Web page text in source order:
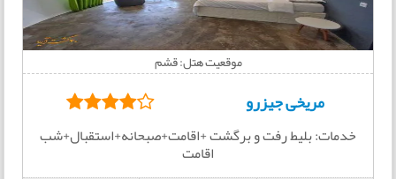
موقعیت هتل: قشم
مریخی جیزرو
خدمات: بلیط رفت و برگشت +اقامت+صبحانه+استقبال+شب
اقامت